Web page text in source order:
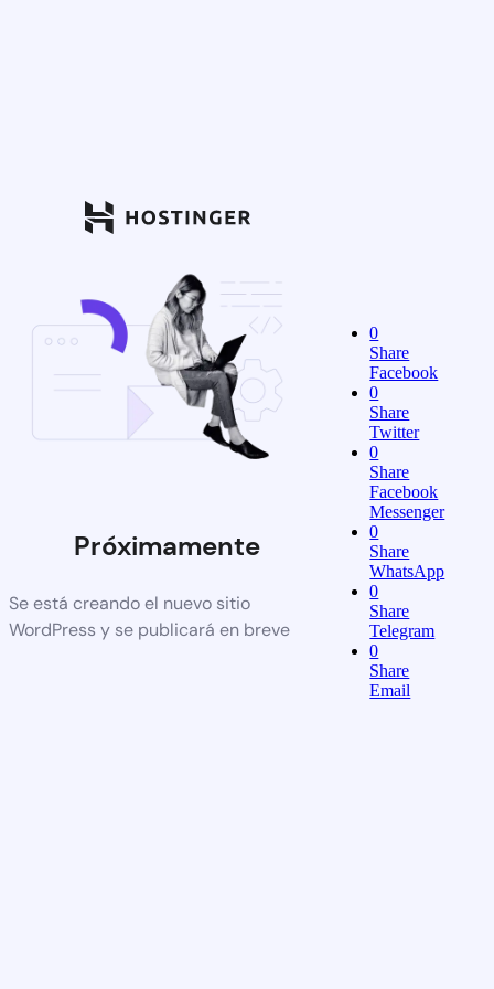
Próximamente
Se está creando el nuevo sitio
WordPress y se publicará en breve
0
Share
Facebook
0
Share
Twitter
0
Share
Facebook
Messenger
0
Share
WhatsApp
0
Share
Telegram
0
Share
Email